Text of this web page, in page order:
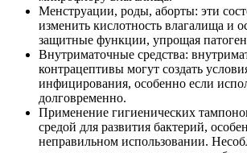
Менструации, роды, аборты: эти
изменить кислотность влагалища и
защитные функции, упрощая
Внутриматочные средства:
контрацептивы могут создать
инфицирования, особенно если
долговременно.
Применение гигиенических
средой для развития бактерий,
неправильном использовании.